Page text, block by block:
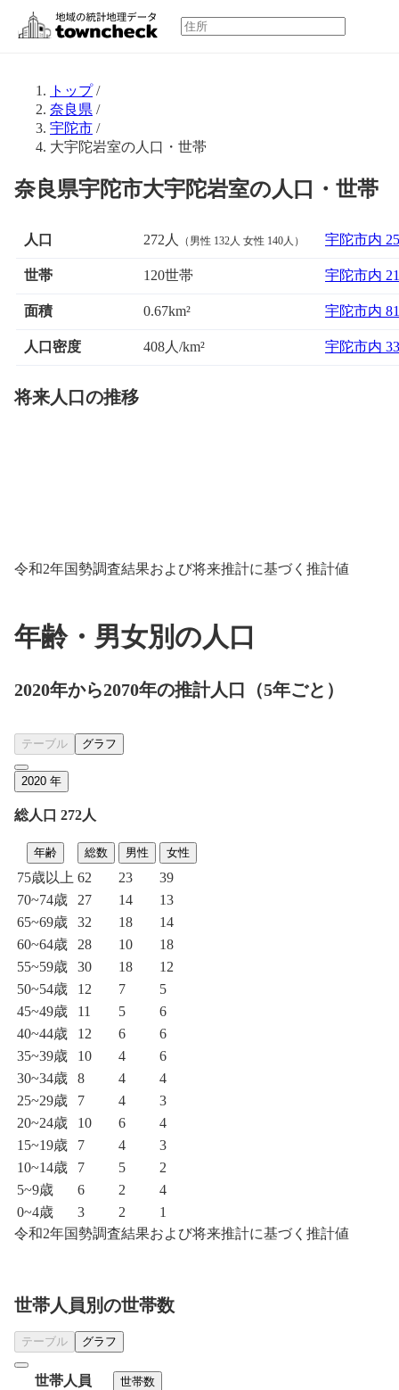
トップ/
奈良県 /
宇陀市 /
大宇陀岩室の人口・世帯
奈良県宇陀市大宇陀岩室の人口・世帯
人口 272人 （男性 132人 女性 140人） 宇陀市内
世帯 120世帯 宇陀市内
面積 0.67km² 宇陀市内
人口密度 408人/km² 宇陀市内
将来人口の推移
令和2年国勢調査結果および将来推計に基づく推計値
年齢・男女別の人口
2020年から2070年の推計人口（5年ごと）
テーブル グラフ
2020 年
総人口 272人
年齢 総数 男性 女性
75歳以上 62 23
39
70~74歳
27 14
13
65~69歳
32 18
14
60~64歳
28 10
18
55~59歳
30 18
12
50~54歳
12 7
5
45~49歳
11 5
6
40~44歳
12 6
6
35~39歳
10 4
6
30~34歳
8 4
4
25~29歳
7 4
3
20~24歳
10 6
4
15~19歳
7 4
3
10~14歳
7 5
2
5~9歳
6 2
4
0~4歳
3 2
1
令和2年国勢調査結果および将来推計に基づく推計値
世帯人員別の世帯数
テーブル グラフ
世帯人員 世帯数